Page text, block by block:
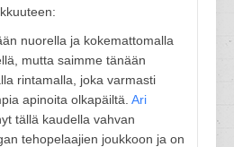
nuorella ja kokemattomalla
mutta saimme tänään
rintamalla, joka varmasti
apinoita olkapäiltä. Ari
tällä kaudella vahvan
tehopelaajien joukkoon ja on